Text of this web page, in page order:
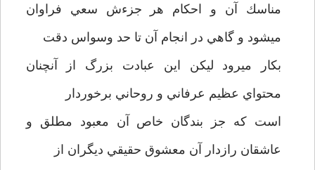
مناسك آن و احكام هر جزءش سعي فراوان
ميشود و گاهي در انجام آن تا حد وسواس دقت
بكار مي­رود ليكن اين عبادت بزرگ از آنچنان
محتواي عظيم عرفاني و روحاني برخوردار
است كه جز بندگان خاص آن معبود مطلق و
عاشقان رازدار آن معشوق حقيقي ديگران از